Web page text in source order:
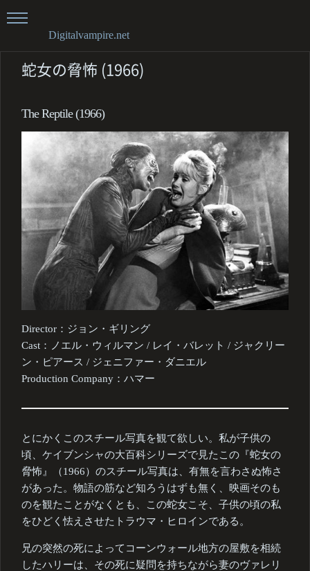
Digitalvampire.net
蛇女の脅怖 (1966)
The Reptile (1966)
Director：ジョン・ギリング
Cast：ノエル・ウィルマン / レイ・バレット / ジャクリー
ン・ピアース / ジェニファー・ダニエル
Production Company：ハマー
とにかくこのスチール写真を観て欲しい。私が子供の
頃、ケイブンシャの大百科シリーズで見たこの『蛇女の
脅怖』（1966）のスチール写真は、有無を言わさぬ怖さ
があった。物語の筋など知ろうはずも無く、映画そのも
のを観たことがなくとも、この蛇女こそ、子供の頃の私
をひどく怯えさせたトラウマ・ヒロインである。
兄の突然の死によってコーンウォール地方の屋敷を相続
したハリーは、その死に疑問を持ちながら妻のヴァレリ